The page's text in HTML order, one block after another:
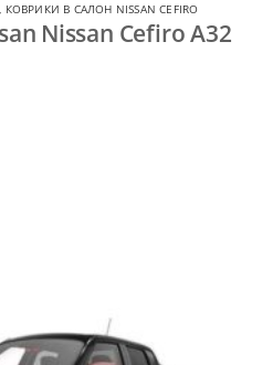
, КОВРИКИ В САЛОН NISSAN CEFIRO
Nissan Cefiro A32